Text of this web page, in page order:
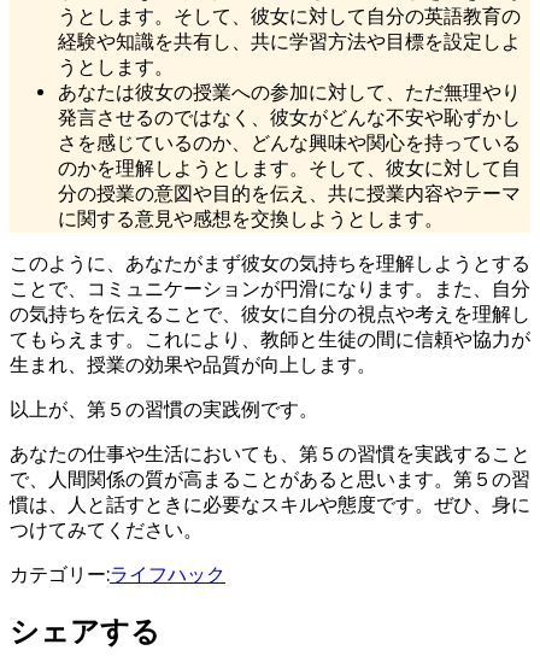
うとします。そして、彼女に対して自分の英語教育の
経験や知識を共有し、共に学習方法や目標を設定しよ
うとします。
あなたは彼女の授業への参加に対して、ただ無理やり
発言させるのではなく、彼女がどんな不安や恥ずかし
さを感じているのか、どんな興味や関心を持っている
のかを理解しようとします。そして、彼女に対して自
分の授業の意図や目的を伝え、共に授業内容やテーマ
に関する意見や感想を交換しようとします。
このように、あなたがまず彼女の気持ちを理解しようとする
ことで、コミュニケーションが円滑になります。また、自分
の気持ちを伝えることで、彼女に自分の視点や考えを理解し
てもらえます。これにより、教師と生徒の間に信頼や協力が
生まれ、授業の効果や品質が向上します。
以上が、第５の習慣の実践例です。
あなたの仕事や生活においても、第５の習慣を実践すること
で、人間関係の質が高まることがあると思います。第５の習
慣は、人と話すときに必要なスキルや態度です。ぜひ、身に
つけてみてください。
カテゴリー:ライフハック
シェアする